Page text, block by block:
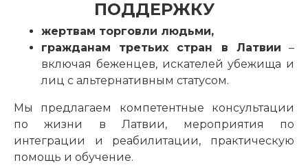
ПОДДЕРЖКУ
жертвам торговли людьми,
гражданам третьих стран в Латвии –
включая беженцев, искателей убежища и
лиц с альтернативным статусом.
Мы предлагаем компетентные консультации
по жизни в Латвии, мероприятия по
интеграции и реабилитации, практическую
помощь и обучение.